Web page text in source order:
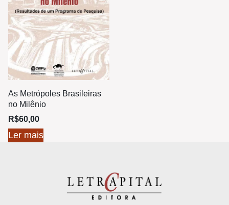
As Metrópoles Brasileiras
no Milênio
R$60,00
Ler mais